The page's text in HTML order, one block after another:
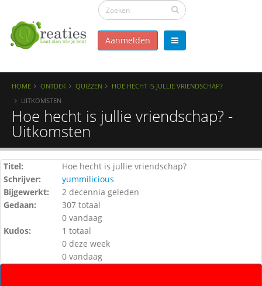
Aanmelden
HOME ONTDEK QUIZZEN
HOE HECHT IS JULLIE VRIENDSCHAP?
UITKOMSTEN
Hoe hecht is jullie vriendschap? -
Uitkomsten
Titel:
Hoe hecht is jullie vriendschap?
Schrijver:
yummilicious
Bijgewerkt:
2 decennia geleden
Gedaan:
307 totaal
0 vandaag
Kudos:
1 totaal
0 deze week
0 vandaag